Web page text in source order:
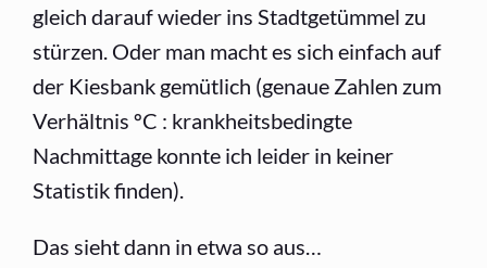
gleich darauf wieder ins Stadtgetümmel zu
stürzen. Oder man macht es sich einfach auf
der Kiesbank gemütlich (genaue Zahlen zum
Verhältnis ºC : krankheitsbedingte
Nachmittage konnte ich leider in keiner
Statistik finden).
Das sieht dann in etwa so aus…